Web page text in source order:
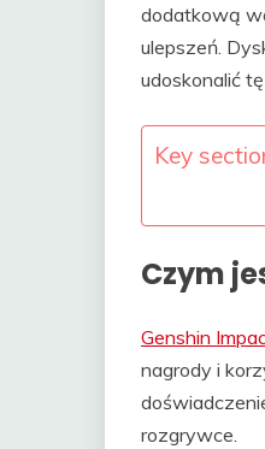
dodatkową
ulepszeń.
udoskonalić
Key
Czym
Genshin
nagrody i
rozgrywce.